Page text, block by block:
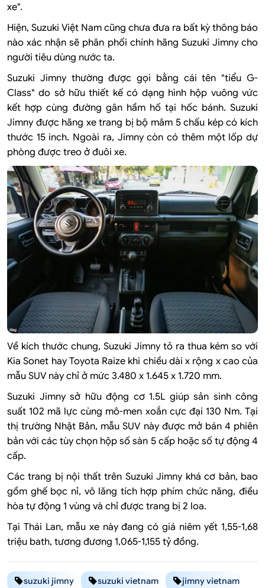
xe".
Hiện, Suzuki Việt Nam cũng chưa đưa ra bất kỳ thông báo
nào xác nhận sẽ phân phối chính hãng Suzuki Jimny cho
người tiêu dùng nước ta.
Suzuki Jimny thường được gọi bằng cái tên "tiểu G-
Class" do sở hữu thiết kế có dạng hình hộp vuông vức
kết hợp cùng đường gân hầm hố tại hốc bánh. Suzuki
Jimny được hãng xe trang bị bộ mâm 5 chấu kép có kích
thước 15 inch. Ngoài ra, Jimny còn có thêm một lốp dự
phòng được treo ở đuôi xe.
Về kích thước chung, Suzuki Jimny tỏ ra thua kém so với
Kia Sonet hay Toyota Raize khi chiều dài x rộng x cao của
mẫu SUV này chỉ ở mức 3.480 x 1.645 x 1.720 mm.
Suzuki Jimny sở hữu động cơ 1.5L giúp sản sinh công
suất 102 mã lực cùng mô-men xoắn cực đại 130 Nm. Tại
thị trường Nhật Bản, mẫu SUV này được mở bán 4 phiên
bản với các tùy chọn hộp số sàn 5 cấp hoặc số tự động 4
cấp.
Các trang bị nội thất trên Suzuki Jimny khá cơ bản, bao
gồm ghế bọc nỉ, vô lăng tích hợp phím chức năng, điều
hòa tự động 1 vùng và chỉ được trang bị 2 loa.
Tại Thái Lan, mẫu xe này đang có giá niêm yết 1,55-1,68
triệu bath, tương đương 1,065-1,155 tỷ đồng.
suzuki jimny suzuki vietnam jimny vietnam